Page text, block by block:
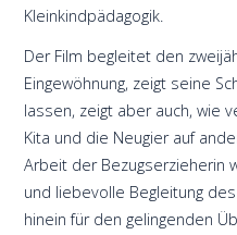
Kleinkindpädagogik.
Der Film begleitet den
Eingewöhnung, zeigt seine
lassen, zeigt aber auch, wie
Kita und die Neugier auf
Arbeit der Bezugserzieherin
und liebevolle Begleitung
hinein für den gelingenden